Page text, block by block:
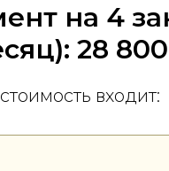
на 4
28
входит: